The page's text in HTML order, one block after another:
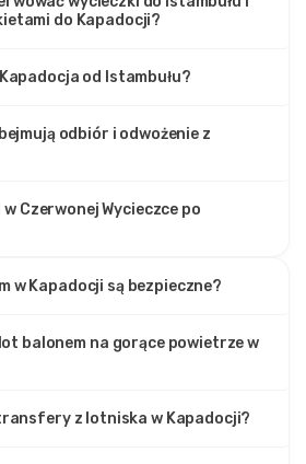
do Kapadocji?
od Istambułu?
odbiór i odwożenie z
Czerwonej Wycieczce po
w Kapadocji są bezpieczne?
balonem na gorące powietrze w
z lotniska w Kapadocji?